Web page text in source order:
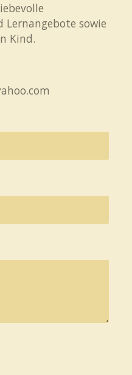
Lernangebote sowie
Kind.